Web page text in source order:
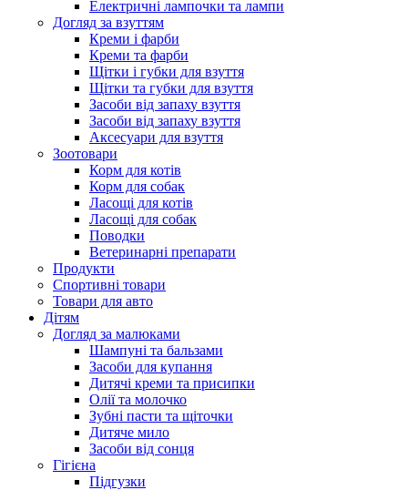
Електричні лампочки та лампи
Догляд за взуттям
Креми і фарби
Креми та фарби
Щітки і губки для взуття
Щітки та губки для взуття
Засоби від запаху взуття
Засоби від запаху взуття
Аксесуари для взуття
Зоотовари
Корм для котів
Корм для собак
Ласощі для котів
Ласощі для собак
Поводки
Ветеринарні препарати
Продукти
Спортивні товари
Товари для авто
Дітям
Догляд за малюками
Шампуні та бальзами
Засоби для купання
Дитячі креми та присипки
Олії та молочко
Зубні пасти та щіточки
Дитяче мило
Засоби від сонця
Гігієна
Підгузки